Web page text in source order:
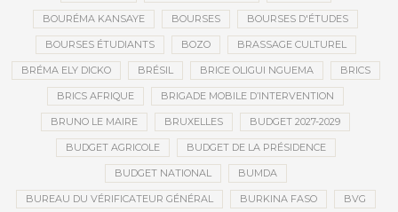
BOURÉMA KANSAYE BOURSES BOURSES D'ÉTUDES
BOURSES ÉTUDIANTS BOZO BRASSAGE CULTUREL
BRÉMA ELY DICKO BRÉSIL BRICE OLIGUI NGUEMA BRICS
BRICS AFRIQUE BRIGADE MOBILE D’INTERVENTION
BRUNO LE MAIRE BRUXELLES BUDGET 2027-2029
BUDGET AGRICOLE BUDGET DE LA PRÉSIDENCE
BUDGET NATIONAL BUMDA
BUREAU DU VÉRIFICATEUR GÉNÉRAL BURKINA FASO BVG